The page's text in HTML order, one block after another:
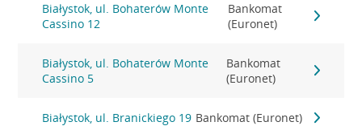
Białystok, ul. Bohaterów Monte
Cassino 12
Bankomat
(Euronet)
Białystok, ul. Bohaterów Monte
Cassino 5
Bankomat
(Euronet)
Białystok, ul. Branickiego 19 Bankomat (Euronet)